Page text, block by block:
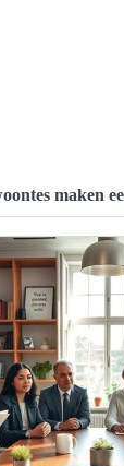
maken